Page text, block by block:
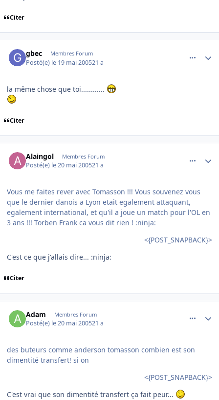
Citer
gbec Membres Forum
Posté(e) le 19 mai 200521 a
la même chose que toi............
Citer
Alaingol Membres Forum
Posté(e) le 20 mai 200521 a
Vous me faites rever avec Tomasson !!! Vous souvenez vous
que le dernier danois a Lyon etait egalement attaquant,
egalement international, et qu'il a joue un match pour l'OL en
3 ans !!! Torben Frank ca vous dit rien ! :ninja:
<{POST_SNAPBACK}>
C'est ce que j'allais dire... :ninja:
Citer
Adam Membres Forum
Posté(e) le 20 mai 200521 a
des buteurs comme anderson tomasson combien est son
dimentité transfert! si on
<{POST_SNAPBACK}>
C'est vrai que son dimentité transfert ça fait peur...